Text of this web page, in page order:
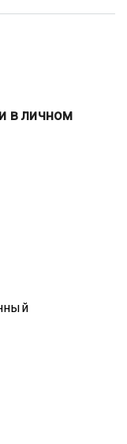
в личном